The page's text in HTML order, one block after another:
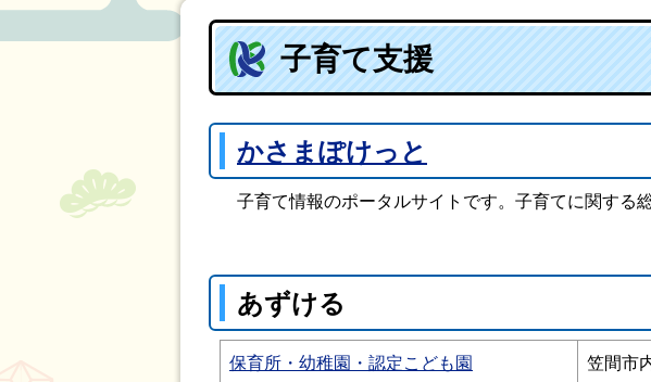
子育て支援
かさまぽけっと
子育て情報のポータルサイトです。子育てに関する
あずける
保育所・幼稚園・認定こども園 笠間市